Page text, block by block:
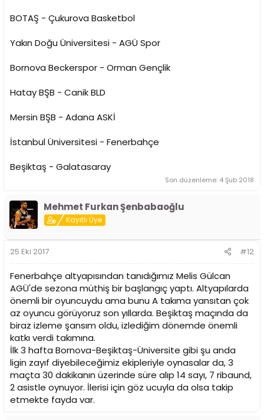
BOTAŞ - Çukurova Basketbol
Yakın Doğu Üniversitesi - AGÜ Spor
Bornova Beckerspor - Orman Gençlik
Hatay BŞB - Canik BLD
Mersin BŞB - Adana ASKİ
İstanbul Üniversitesi - Fenerbahçe
Beşiktaş - Galatasaray
Son düzenleme: 4 Şub 2018
Mehmet Furkan Şenbabaoğlu
Kayıtlı Üye
25 Eki 2017 #12
Fenerbahçe altyapısından tanıdığımız Melis Gülcan
AGÜ'de sezona müthiş bir başlangıç yaptı. Altyapılarda
önemli bir oyuncuydu ama bunu A takıma yansıtan çok
az oyuncu görüyoruz son yıllarda. Beşiktaş maçında da
biraz izleme şansım oldu, izlediğim dönemde önemli
katkı verdi takımına.
İlk 3 hafta Bornova-Beşiktaş-Üniversite gibi şu anda
ligin zayıf diyebileceğimiz ekipleriyle oynasalar da, 3
maçta 30 dakikanın üzerinde süre alıp 14 sayı, 7 ribaund,
2 asistle oynuyor. İlerisi için göz ucuyla da olsa takip
etmekte fayda var.